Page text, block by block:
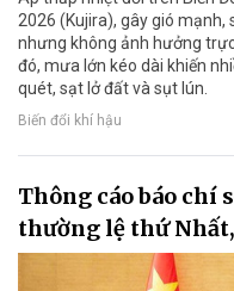
2026 (Kujira), gây gió mạnh,
nhưng không ảnh hưởng
đó, mưa lớn kéo dài khiến
quét, sạt lở đất và sụt lún.
Biến đổi khí hậu
Thông cáo báo chí
thường lệ thứ